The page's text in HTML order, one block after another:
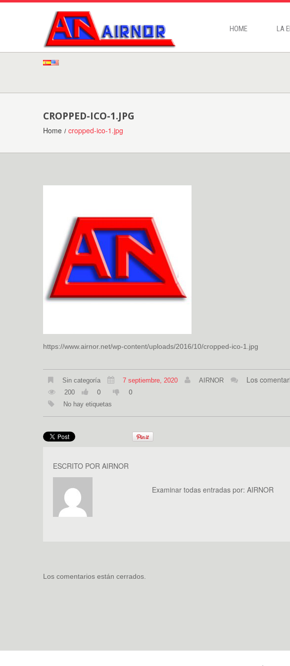
HOME LA
CROPPED-ICO-1.JPG
Home cropped-ico-1.jpg
https://www.airnor.net/wp-content/uploads/2016/10/cropped-ico-1.jpg
Sin categoría 7 septiembre, 2020 AIRNOR Los
200 0 0
No hay etiquetas
ESCRITO POR AIRNOR
Examinar todas entradas por: AIRNOR
Los comentarios están cerrados.